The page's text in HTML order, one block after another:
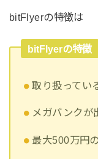
bitFlyerの特徴は
bitFlyerの特徴
取り扱ってい
メガバンクが
最大500万円